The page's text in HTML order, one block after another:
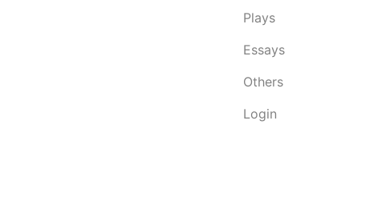
Plays
Essays
Others
Login